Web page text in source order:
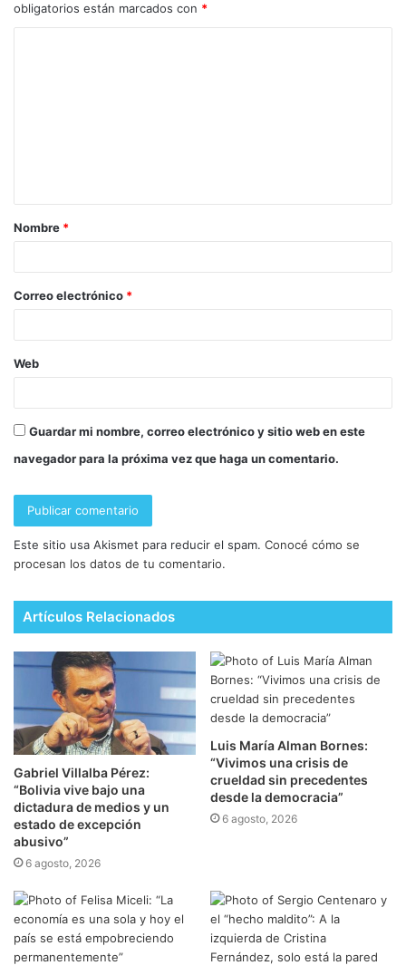
obligatorios están marcados con *
Nombre *
Correo electrónico *
Web
Guardar mi nombre, correo electrónico y sitio web en este
navegador para la próxima vez que haga un comentario.
Este sitio usa Akismet para reducir el spam. Conocé cómo se
procesan los datos de tu comentario.
Artículos Relacionados
Gabriel Villalba Pérez:
“Bolivia vive bajo una
dictadura de medios y un
estado de excepción
abusivo”
6 agosto, 2026
Luis María Alman Bornes:
“Vivimos una crisis de
crueldad sin precedentes
desde la democracia”
6 agosto, 2026